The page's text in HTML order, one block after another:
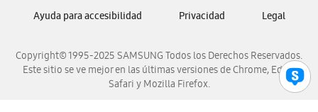
Samsung Venezuela
Copyright© 1995-2025 SAMSUNG Todos los Derechos Reservados.
Este sitio se ve mejor en las últimas versiones de Chrome, Edge,
Safari y Mozilla Firefox.
Ayuda para accesibilidad Privacidad Legal